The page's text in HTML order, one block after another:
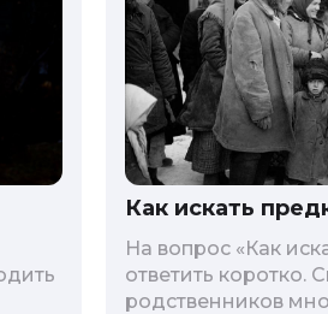
Как искать
На вопрос «Как
ответить коротко.
родственников